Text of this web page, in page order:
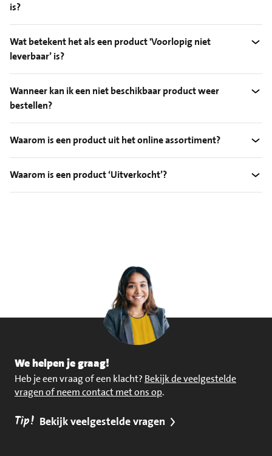
is?
Wat betekent het als een product 'Voorlopig niet
leverbaar’ is?
Wanneer kan ik een niet beschikbaar product weer
bestellen?
Waarom is een product uit het online assortiment?
Waarom is een product ‘Uitverkocht’?
We helpen je graag!
Heb je een vraag of een klacht? Bekijk de veelgestelde
vragen of neem contact met ons op.
Tip! Bekijk veelgestelde vragen